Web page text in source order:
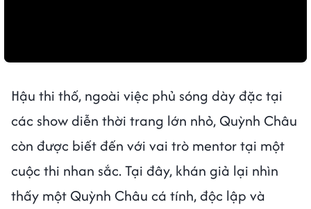
Hậu thi thố, ngoài việc phủ sóng dày đặc tại
các show diễn thời trang lớn nhỏ, Quỳnh Châu
còn được biết đến với vai trò mentor tại một
cuộc thi nhan sắc. Tại đây, khán giả lại nhìn
thấy một Quỳnh Châu cá tính, độc lập và